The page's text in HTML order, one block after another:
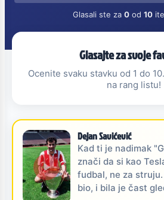
Glasali ste za 0od 10
Glasajte za svoje
Ocenite svaku stavku od 1 do
na rang listu!
Dejan Savićević
Kad ti je nadimak
znači da si kao
fudbal, ne za
bio, i bila je čast